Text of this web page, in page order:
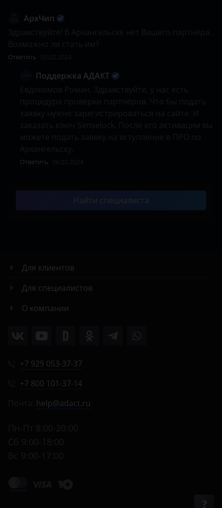
АрхЧип
Ответить
Поддержка АДАКТ
Ответить
Найти специалиста
Для клиентов
Для специалистов
О компании
+7 929 053-37-37
+7 800 101-37-14
help@adact.ru